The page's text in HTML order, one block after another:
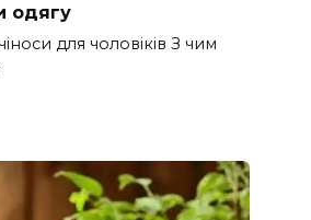
одягу
для чоловіків З чим